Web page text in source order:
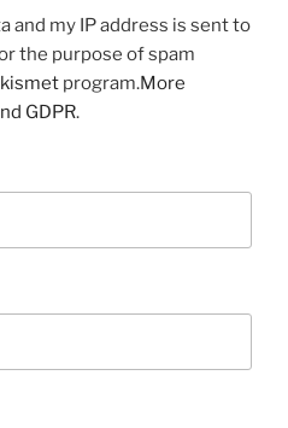
and my IP address is sent to
the purpose of spam
program.More
GDPR.